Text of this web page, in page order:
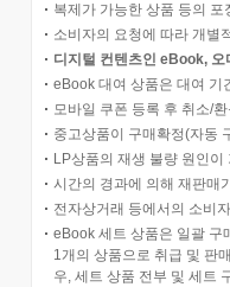
복제가 가능한 상품 등의
소비자의 요청에 따라 개별
디지털 컨텐츠인 eBook,
eBook 대여 상품은 대여 기
모바일 쿠폰 등록 후 취소/
중고상품이 구매확정(자동
LP상품의 재생 불량 원인
시간의 경과에 의해 재판매
전자상거래 등에서의 소비
eBook 세트 상품은 일괄 구
1개의 상품으로 취급 및 판
우, 세트 상품 전부 및 세트